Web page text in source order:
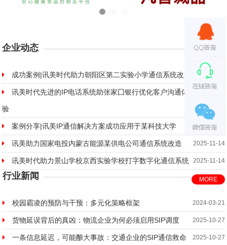
MORE
企业动态
2023-11-10
成功案例|讯美时代助力朝阳区第二实验小学通信系统改造
讯美时代先进的IP电话系统助张家囗银行优化客户沟通体
验
2025-11-14
案例分享|讯美IP通信解决方案成功应用于某科技大学
2025-11-14
讯美助力国家电投内蒙古能源某供电公司通信系统改造
2025-11-14
讯美时代助力景山学校京西实验学校打字数字化通信系统
MORE
行业新闻
2024-03-21
校园霸凌的预防与干预：多元化策略框架
2025-10-27
货物延误背后的真凶：物流企业为何必须启用SIP调度
2025-10-27
一条信息延迟，可能酿大事故：交通企业的SIP通信救命